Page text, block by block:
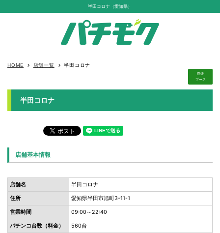
半田コロナ（愛知県）
HOME keyboard_arrow_right 店舗一覧 keyboard_arrow_right 半田コロナ
喫煙
ブース
半田コロナ
店舗基本情報
店舗名 半田コロナ
住所 愛知県半田市旭町3-11-1
営業時間 09:00～22:40
パチンコ台数（料金） 560台